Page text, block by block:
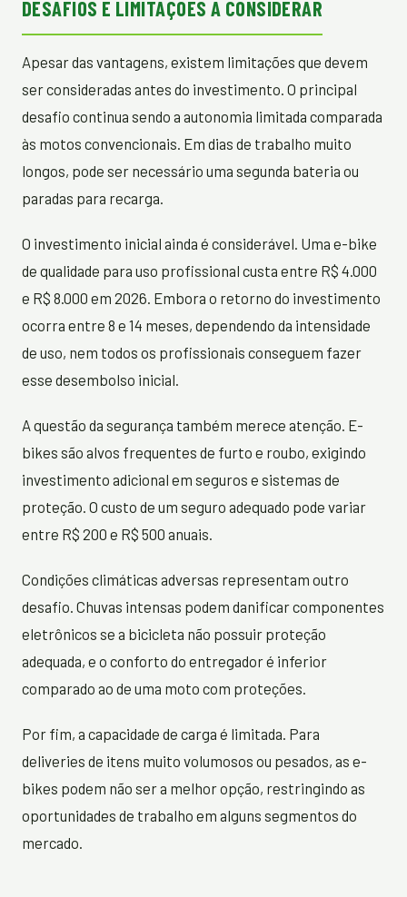
DESAFIOS E LIMITAÇÕES A CONSIDERAR
Apesar das vantagens, existem limitações que devem
ser consideradas antes do investimento. O principal
desafio continua sendo a autonomia limitada comparada
às motos convencionais. Em dias de trabalho muito
longos, pode ser necessário uma segunda bateria ou
paradas para recarga.
O investimento inicial ainda é considerável. Uma e-bike
de qualidade para uso profissional custa entre R$ 4.000
e R$ 8.000 em 2026. Embora o retorno do investimento
ocorra entre 8 e 14 meses, dependendo da intensidade
de uso, nem todos os profissionais conseguem fazer
esse desembolso inicial.
A questão da segurança também merece atenção. E-
bikes são alvos frequentes de furto e roubo, exigindo
investimento adicional em seguros e sistemas de
proteção. O custo de um seguro adequado pode variar
entre R$ 200 e R$ 500 anuais.
Condições climáticas adversas representam outro
desafio. Chuvas intensas podem danificar componentes
eletrônicos se a bicicleta não possuir proteção
adequada, e o conforto do entregador é inferior
comparado ao de uma moto com proteções.
Por fim, a capacidade de carga é limitada. Para
deliveries de itens muito volumosos ou pesados, as e-
bikes podem não ser a melhor opção, restringindo as
oportunidades de trabalho em alguns segmentos do
mercado.